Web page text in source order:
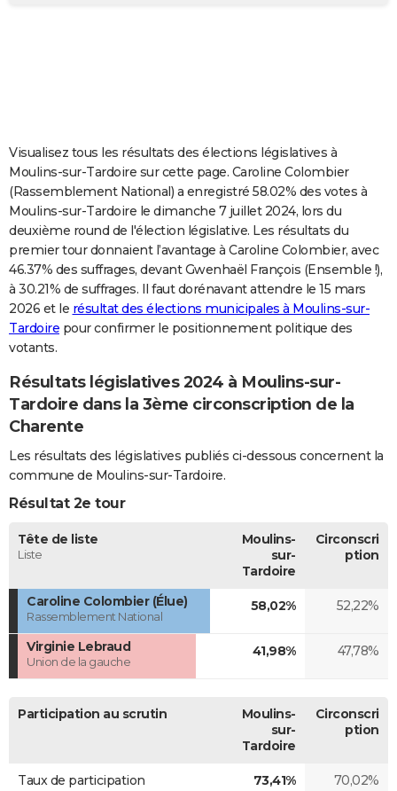
Carte de Noël
Carte Bonne année
Carte Saint-Valentin
Carte Pâques
Carte d'anniversaire
DICTIONNAIRE
Dictionnaire
Biographies
Citations
Expressions
Proverbes
COPAINS D'AVANT
S'inscrire
Se connecter
Lycées
Collèges
Primaires
Universités
Entreprises
Service militaire
Avis de recherche
AVIS DE DÉCÈS
FORUM
Bricolage
Lifestyle
Culture
SportAuto
Television
Voyage
Cinema
Visualisez tous les résultats des élections législatives à
Moulins-sur-Tardoire sur cette page. Caroline Colombier
(Rassemblement National) a enregistré 58.02% des votes à
Moulins-sur-Tardoire le dimanche 7 juillet 2024, lors du
deuxième round de l'élection législative. Les résultats du
premier tour donnaient l’avantage à Caroline Colombier, avec
46.37% des suffrages, devant Gwenhaël François (Ensemble !),
à 30.21% de suffrages. Il faut dorénavant attendre le 15 mars
2026 et le résultat des élections municipales à Moulins-sur-
Tardoire pour confirmer le positionnement politique des
votants.
Résultats législatives 2024 à Moulins-sur-
Tardoire dans la 3ème circonscription de la
Charente
Les résultats des législatives publiés ci-dessous concernent la
commune de Moulins-sur-Tardoire.
Résultat 2e tour
Tête de liste
Liste
Moulins-
sur-
Tardoire
Circonscri
ption
Caroline Colombier (Élue)
Rassemblement National
58,02% 52,22%
Virginie Lebraud
Union de la gauche
41,98% 47,78%
Participation au scrutin
Moulins-
sur-
Tardoire
Circonscri
ption
Taux de participation 73,41% 70,02%